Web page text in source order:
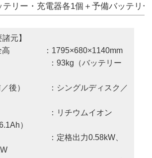
リー・充電器各1個＋予備バッテリ
元】
全高 ：1795×680×1140mm
（バッテリー
／後） ：シングルディスク／
：リチウムイオン
）
：定格出力0.58kW、